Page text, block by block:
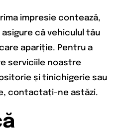
impresie contează,
asigure că vehiculul tău
apariție. Pentru a
serviciile noastre
și tinichigerie sau
contactați-ne astăzi.